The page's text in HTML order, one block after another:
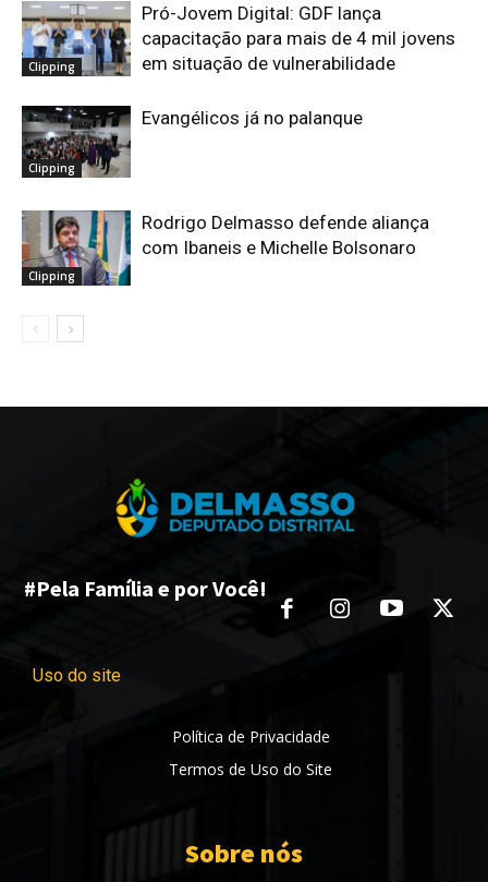
Clipping
Pró-Jovem Digital: GDF lança
capacitação para mais de 4 mil jovens
em situação de vulnerabilidade
Clipping
Evangélicos já no palanque
Clipping
Rodrigo Delmasso defende aliança
com Ibaneis e Michelle Bolsonaro
#Pela Família e por Você!
Uso do site
Política de Privacidade
Termos de Uso do Site
Sobre nós